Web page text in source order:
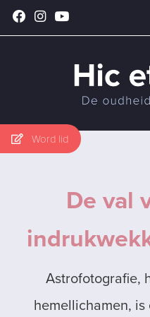
Word lid
De val
Astrofotografie,
hemellichamen,